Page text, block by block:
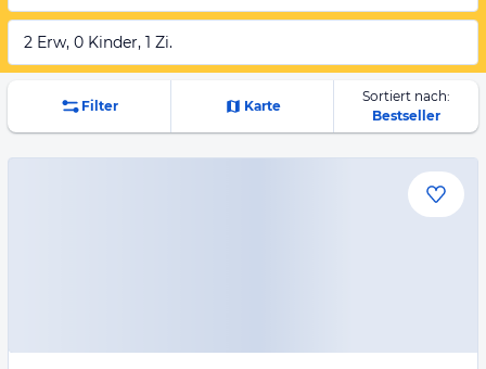
2 Erw, 0 Kinder, 1 Zi.
Filter Karte
Sortiert nach:
Bestseller